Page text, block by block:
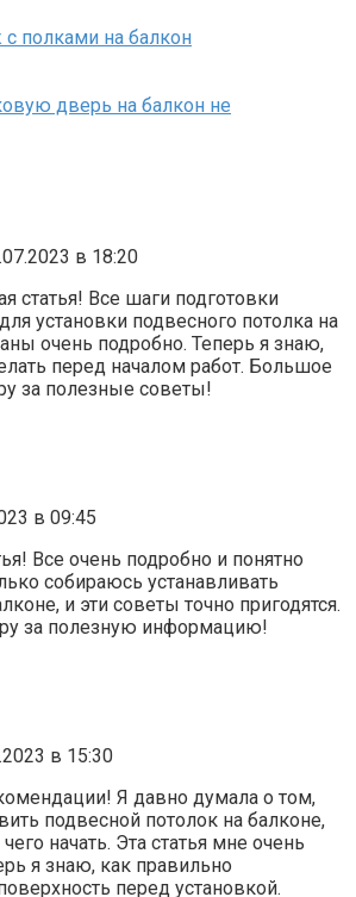
полками на балкон
дверь на балкон не
в 18:20
статья! Все шаги подготовки
установки подвесного потолка на
очень подробно. Теперь я знаю,
перед началом работ. Большое
за полезные советы!
в 09:45
Все очень подробно и понятно
собираюсь устанавливать
и эти советы точно пригодятся.
за полезную информацию!
в 15:30
Я давно думала о том,
подвесной потолок на балконе,
начать. Эта статья мне очень
я знаю, как правильно
перед установкой.